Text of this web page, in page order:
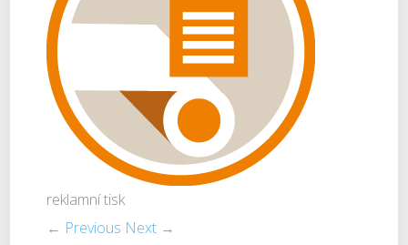
reklamní tisk
← Previous Next →